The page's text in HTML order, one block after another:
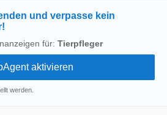
und verpasse kein
für: Tierpfleger
werden.